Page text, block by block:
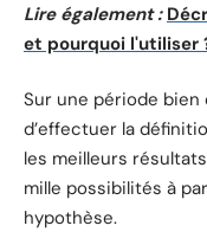
Lire également :
et pourquoi l'utiliser
Sur une période bien
d’effectuer la
les meilleurs
mille possibilités à
hypothèse.